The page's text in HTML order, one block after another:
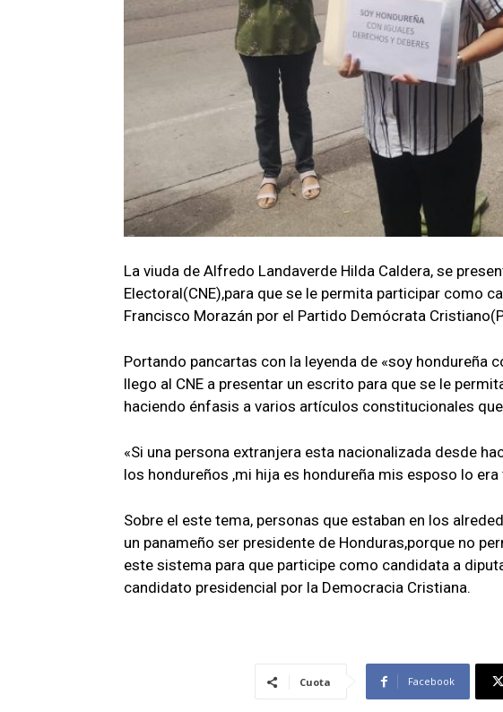
La viuda de Alfredo Landaverde Hilda Caldera, se
Electoral(CNE),para que se le permita participar como
Francisco Morazán por el Partido Demócrata
Portando pancartas con la leyenda de «soy hondureña
llego al CNE a presentar un escrito para que se le
haciendo énfasis a varios artículos constitucionales
«Si una persona extranjera esta nacionalizada desde
los hondureños ,mi hija es hondureña mis esposo lo
Sobre el este tema, personas que estaban en los
un panameño ser presidente de Honduras,porque no
este sistema para que participe como candidata a
candidato presidencial por la Democracia Cristiana.
Cuota Facebook